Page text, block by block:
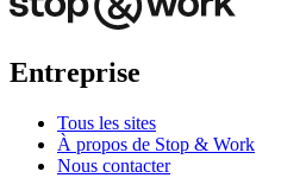
Entreprise
Tous les sites
À propos de Stop & Work
Nous contacter